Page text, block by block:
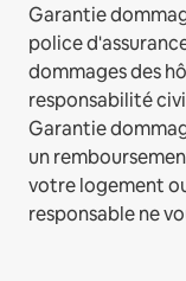
Garantie
police
dommages des
responsabilité
Garantie
un
votre logement
responsable ne